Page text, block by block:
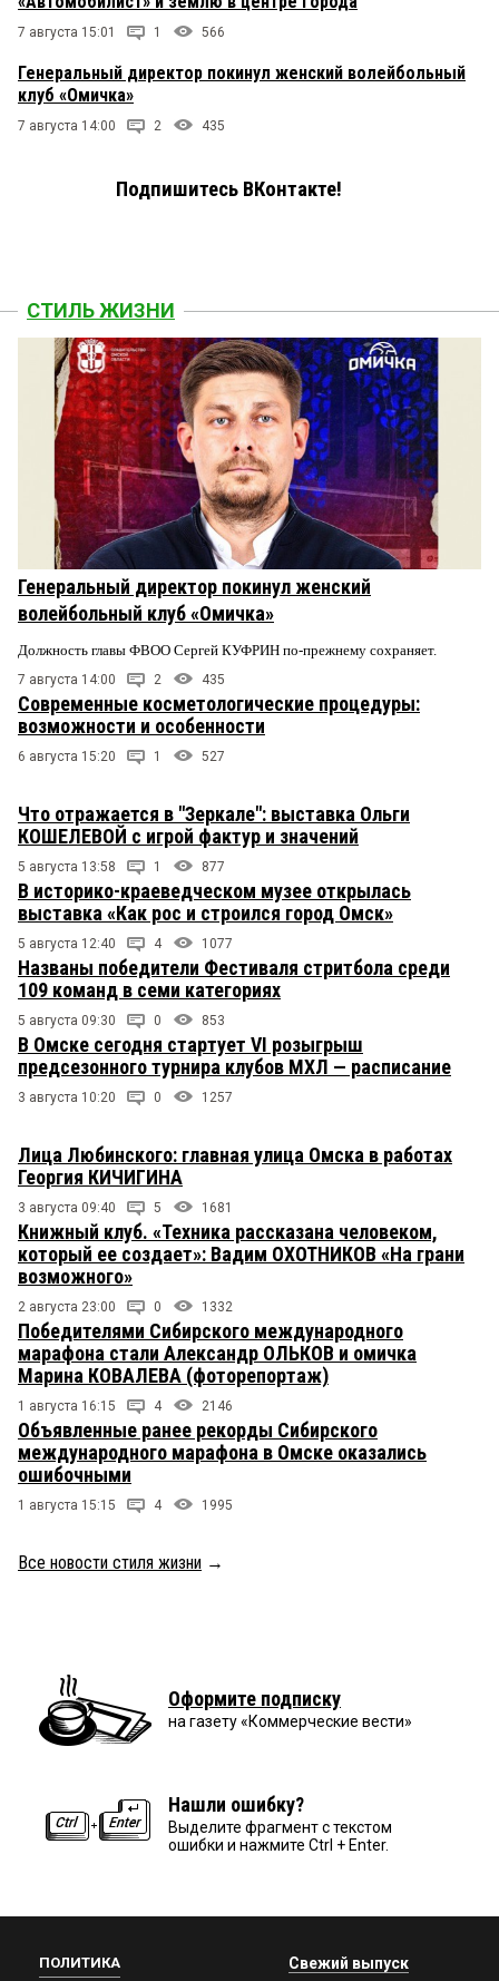
7 августа 15:01 1 566
Генеральный директор покинул женский волейбольный
клуб «Омичка»
7 августа 14:00 2 435
Подпишитесь ВКонтакте!
СТИЛЬ ЖИЗНИ
Генеральный директор покинул женский
волейбольный клуб «Омичка»
Должность главы ФВОО Сергей КУФРИН по-прежнему сохраняет.
7 августа 14:00 2 435
Современные косметологические процедуры:
возможности и особенности
6 августа 15:20 1 527
Что отражается в "Зеркале": выставка Ольги
КОШЕЛЕВОЙ с игрой фактур и значений
5 августа 13:58 1 877
В историко-краеведческом музее открылась
выставка «Как рос и строился город Омск»
5 августа 12:40 4 1077
Названы победители Фестиваля стритбола среди
109 команд в семи категориях
5 августа 09:30 0 853
В Омске сегодня стартует VI розыгрыш
предсезонного турнира клубов МХЛ — расписание
3 августа 10:20 0 1257
Лица Любинского: главная улица Омска в работах
Георгия КИЧИГИНА
3 августа 09:40 5 1681
Книжный клуб. «Техника рассказана человеком,
который ее создает»: Вадим ОХОТНИКОВ «На грани
возможного»
2 августа 23:00 0 1332
Победителями Сибирского международного
марафона стали Александр ОЛЬКОВ и омичка
Марина КОВАЛЕВА (фоторепортаж)
1 августа 16:15 4 2146
Объявленные ранее рекорды Сибирского
международного марафона в Омске оказались
ошибочными
1 августа 15:15 4 1995
Все новости стиля жизни →
Оформите подписку
на газету «Коммерческие вести»
Нашли ошибку?
Выделите фрагмент с текстом
ошибки и нажмите Ctrl + Enter.
ПОЛИТИКА Свежий выпуск